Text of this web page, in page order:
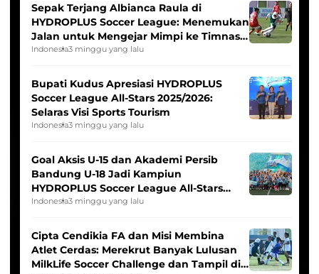
Sepak Terjang Albianca Raula di
HYDROPLUS Soccer League: Menemukan
Jalan untuk Mengejar Mimpi ke Timnas
Indonesia Putri
Indonesia3 minggu yang lalu
Bupati Kudus Apresiasi HYDROPLUS
Soccer League All-Stars 2025/2026:
Selaras Visi Sports Tourism
Indonesia3 minggu yang lalu
Goal Aksis U-15 dan Akademi Persib
Bandung U-18 Jadi Kampiun
HYDROPLUS Soccer League All-Stars
2025/2026
Indonesia3 minggu yang lalu
Cipta Cendikia FA dan Misi Membina
Atlet Cerdas: Merekrut Banyak Lulusan
MilkLife Soccer Challenge dan Tampil di